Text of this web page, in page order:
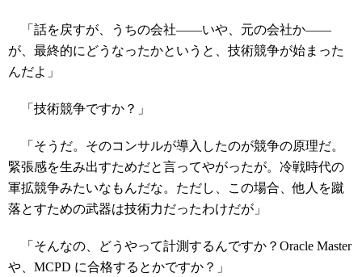
「話を戻すが、うちの会社――いや、元の会社か――
が、最終的にどうなったかというと、技術競争が始まった
んだよ」
「技術競争ですか？」
「そうだ。そのコンサルが導入したのが競争の原理だ。
緊張感を生み出すためだと言ってやがったが。冷戦時代の
軍拡競争みたいなもんだな。ただし、この場合、他人を蹴
落とすための武器は技術力だったわけだが」
「そんなの、どうやって計測するんですか？Oracle Master
や、MCPD に合格するとかですか？」